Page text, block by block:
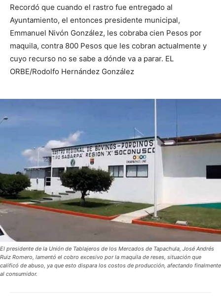
Recordó que cuando el rastro fue entregado al
Ayuntamiento, el entonces presidente municipal,
Emmanuel Nivón González, les cobraba cien Pesos por
maquila, contra 800 Pesos que les cobran actualmente y
cuyo recurso no se sabe a dónde va a parar. EL
ORBE/Rodolfo Hernández González
El presidente de la Unión de Tablajeros de los Mercados de Tapachula, José Andrés
Ruiz Romero, lamentó el cobro excesivo por la maquila de reses, situación que
calificó de abuso, ya que esto dispara los costos de producción, afectando finalmente
al consumidor.